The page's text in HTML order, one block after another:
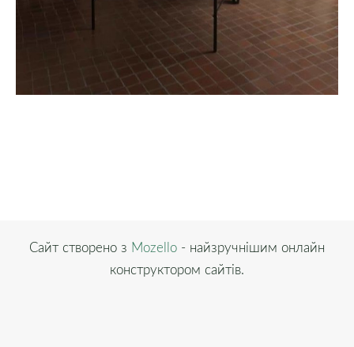
Сайт створено з Mozello - найзручнішим онлайн
конструктором сайтів.